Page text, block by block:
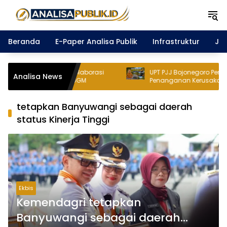
Beranda
E-Paper Analisa Publik Infrastruktur
Analisa News
Perkuat Kolaborasi
FMIPA UGM
UPT PJJ Bojonegoro Percepat
Penanganan Kerusakan Jalan
Pekerjaan CAP di Ruas
tetapkan Banyuwangi sebagai daerah
status Kinerja Tinggi
Ekbis
Kemendagri tetapkan
Banyuwangi sebagai daerah